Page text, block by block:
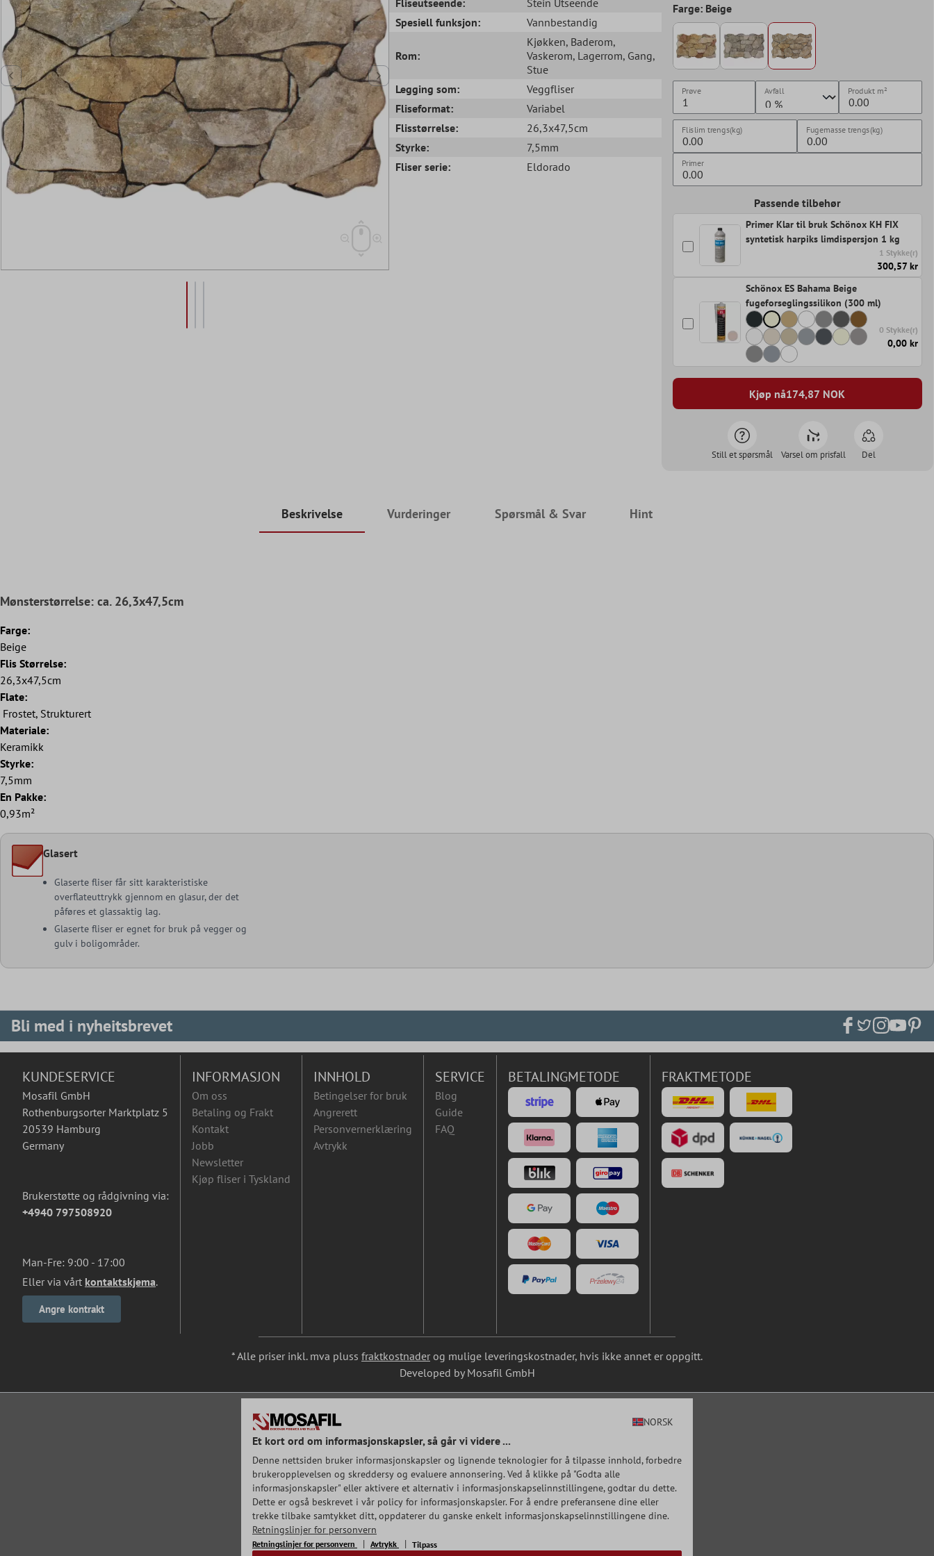
Spesiell funksjon:
Vannbestandig
Rom:
Kjøkken, Baderom,
Vaskerom, Lagerrom, Gang,
Stue
Legging som:
Veggfliser
Fliseformat:
Variabel
Flisstørrelse:
26,3x47,5cm
Styrke:
7,5mm
Fliser serie:
Eldorado
Farge: Beige
Prøve Avfall Produkt m²
Flislim trengs(kg) Fugemasse trengs(kg)
Primer
Passende tilbehør
Primer Klar til bruk Schönox KH FIX
syntetisk harpiks limdispersjon 1 kg
1 Stykke(r)
300,57 kr
Schönox ES Bahama Beige
fugeforseglingssilikon (300 ml)
0 Stykke(r)
0,00 kr
Kjøp nå174,87 NOK
Still et spørsmål Varsel om prisfall Del
Beskrivelse Vurderinger Spørsmål & Svar Hint
Mønsterstørrelse: ca. 26,3x47,5cm
Farge:
Beige
Flis Størrelse:
26,3x47,5cm
Flate:
Frostet, Strukturert
Materiale:
Keramikk
Styrke:
7,5mm
En Pakke:
0,93m²
Glasert
Glaserte fliser får sitt karakteristiske
overflateuttrykk gjennom en glasur, der det
påføres et glassaktig lag.
Glaserte fliser er egnet for bruk på vegger og
gulv i boligområder.
Bli med i nyheitsbrevet
KUNDESERVICE
Mosafil GmbH
Rothenburgsorter Marktplatz 5
20539 Hamburg
Germany
Brukerstøtte og rådgivning via:
+4940 797508920
Man-Fre: 9:00 - 17:00
Eller via vårt kontaktskjema.
Angre kontrakt
INFORMASJON
Om oss
Betaling og Frakt
Kontakt
Jobb
Newsletter
Kjøp fliser i Tyskland
INNHOLD
Betingelser for bruk
Angrerett
Personvernerklæring
Avtrykk
SERVICE
Blog
Guide
FAQ
BETALINGMETODE FRAKTMETODE
* Alle priser inkl. mva pluss fraktkostnader og mulige leveringskostnader, hvis ikke annet er oppgitt.
Developed by Mosafil GmbH
NORSK
Et kort ord om informasjonskapsler, så går vi videre ...
Denne nettsiden bruker informasjonskapsler og lignende teknologier for å tilpasse innhold, forbedre
brukeropplevelsen og skreddersy og evaluere annonsering. Ved å klikke på "Godta alle
informasjonskapsler" eller aktivere et alternativ i informasjonskapselinnstillingene, godtar du dette.
Dette er også beskrevet i vår policy for informasjonskapsler. For å endre preferansene dine eller
trekke tilbake samtykket ditt, oppdaterer du ganske enkelt informasjonskapselinnstillingene dine.
Retningslinjer for personvern
Retningslinjer for personvern Avtrykk Tilpass